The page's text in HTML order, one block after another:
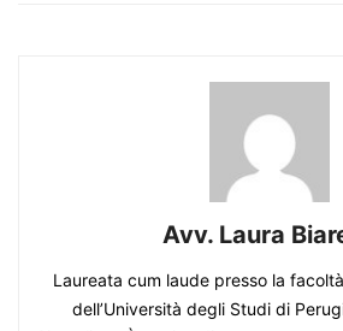
Avv. Laura
Laureata cum laude presso la
dell’Università degli Studi di